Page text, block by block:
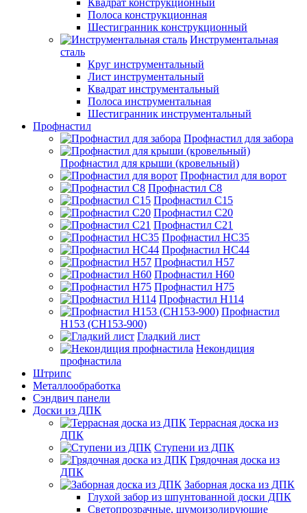
Квадрат конструкционный
Полоса конструкционная
Шестигранник конструкционный
Инструментальная
сталь
Круг инструментальный
Лист инструментальный
Квадрат инструментальный
Полоса инструментальная
Шестигранник инструментальный
Профнастил
Профнастил для забора
Профнастил для крыши (кровельный)
Профнастил для ворот
Профнастил С8
Профнастил С15
Профнастил С20
Профнастил С21
Профнастил НС35
Профнастил НС44
Профнастил Н57
Профнастил Н60
Профнастил Н75
Профнастил Н114
Профнастил
Н153 (СН153-900)
Гладкий лист
Некондиция
профнастила
Штрипс
Металлообработка
Сэндвич панели
Доски из ДПК
Террасная доска из
ДПК
Ступени из ДПК
Грядочная доска из
ДПК
Заборная доска из ДПК
Глухой забор из шпунтованной доски ДПК
Светопрозрачные, шумоизолирующие